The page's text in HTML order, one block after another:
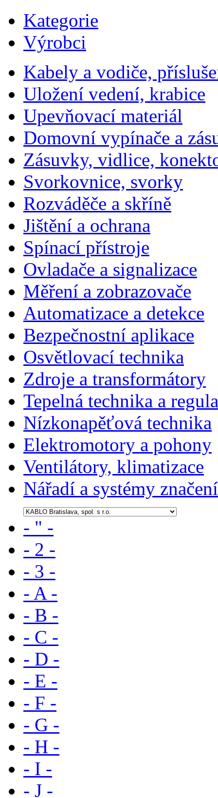
Kategorie
Výrobci
Kabely a vodiče,
Uložení vedení, krabice
Upevňovací materiál
Domovní vypínače a
Zásuvky, vidlice,
Svorkovnice, svorky
Rozváděče a skříně
Jištění a ochrana
Spínací přístroje
Ovladače a signalizace
Měření a zobrazovače
Automatizace a detekce
Bezpečnostní aplikace
Osvětlovací technika
Zdroje a transformátory
Tepelná technika a
Nízkonapěťová technika
Elektromotory a pohony
Ventilátory, klimatizace
Nářadí a systémy značení
- " -
- 2 -
- 3 -
- A -
- B -
- C -
- D -
- E -
- F -
- G -
- H -
- I -
- J -